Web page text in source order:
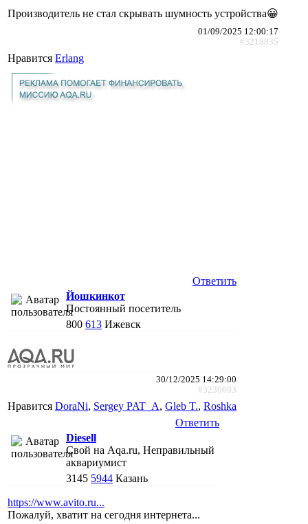
Производитель не стал скрывать шумность устройства😀
01/09/2025 12:00:17
#3218835
Нравится Erlang
Ответить
Йошкинкот
Постоянный посетитель
800 613 Ижевск
30/12/2025 14:29:00
#3230693
Нравится DoraNi, Sergey PAT_A, Gleb T., Roshka
Ответить
Diesell
Свой на Aqa.ru, Неправильный
аквариумист
3145 5944 Казань
https://www.avito.ru...
Пожалуй, хватит на сегодня интернета...